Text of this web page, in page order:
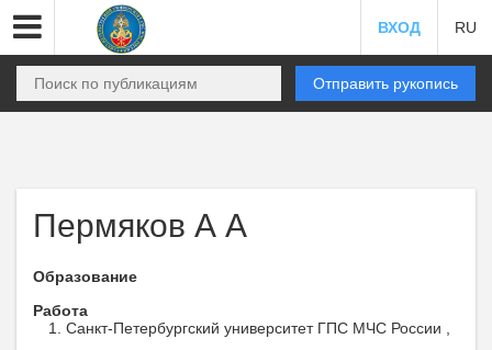
ВХОД RU
Отправить рукопись
Пермяков А А
Образование
Работа
Санкт-Петербургский университет ГПС МЧС России ,